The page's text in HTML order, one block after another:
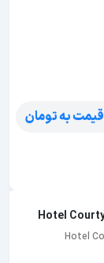
قیمت به تومان
Hotel
Hotel